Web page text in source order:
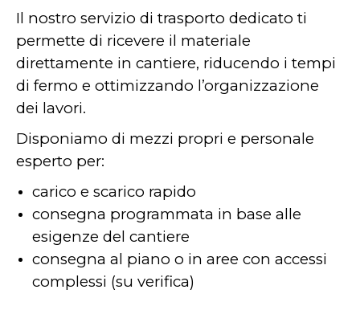
Il nostro servizio di trasporto dedicato ti
permette di ricevere il materiale
direttamente in cantiere, riducendo i tempi
di fermo e ottimizzando l’organizzazione
dei lavori.
Disponiamo di mezzi propri e personale
esperto per:
carico e scarico rapido
consegna programmata in base alle
esigenze del cantiere
consegna al piano o in aree con accessi
complessi (su verifica)